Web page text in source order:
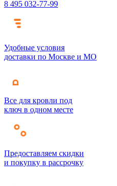
8 495 032-77-99
Удобные условия
доставки по Москве и МО
Все для кровли под
ключ в одном месте
Предоставляем скидки
и покупку в рассрочку